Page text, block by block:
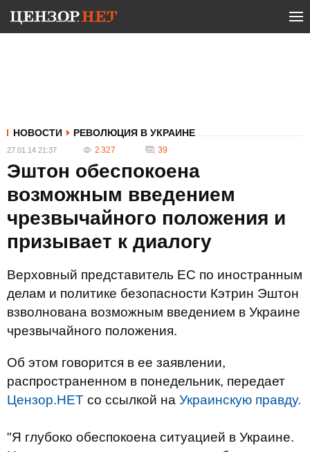
НОВОСТИ РЕВОЛЮЦИЯ В УКРАИНЕ
27.01.14 21:37 2 327 39
Эштон обеспокоена
возможным введением
чрезвычайного положения и
призывает к диалогу
Верховный представитель ЕС по иностранным
делам и политике безопасности Кэтрин Эштон
взволнована возможным введением в Украине
чрезвычайного положения.
Об этом говорится в ее заявлении,
распространенном в понедельник, передает
Цензор.НЕТ со ссылкой на Украинскую правду.
"Я глубоко обеспокоена ситуацией в Украине.